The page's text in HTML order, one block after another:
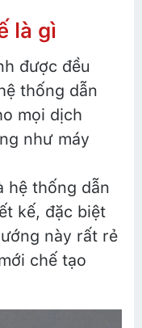
là gì
được đều
thống dẫn
mọi dịch
như máy
hệ thống dẫn
kế, đặc biệt
này rất rẻ
chế tạo